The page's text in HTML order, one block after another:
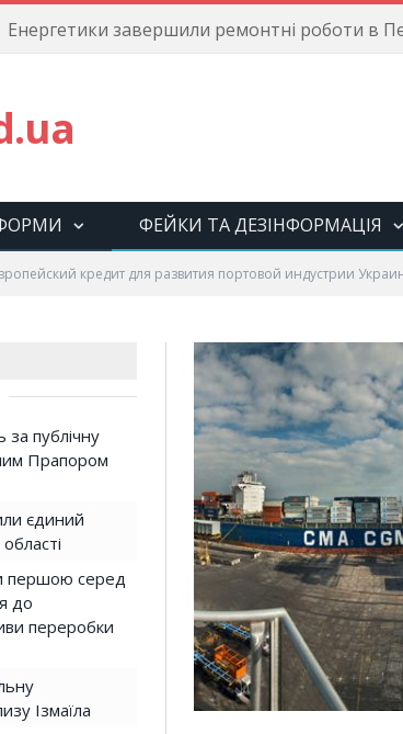
ФЕЙКИ ТА ДЕЗІНФОРМАЦІЯ
кредит для развития портовой индустрии
публічну
Прапором
єдиний
першою серед
до
переробки
Ізмаїла